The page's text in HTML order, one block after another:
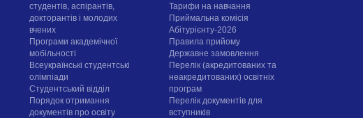
студентів, аспірантів,
докторантів і молодих
вчених
Програми академічної
мобільності
Всеукраїнські студентські
олімпіади
Студентський відділ
Порядок отримання
документів про освіту
Тарифи на навчання
Приймальна комісія
Абітурієнту-2026
Правила прийому
Державне замовлення
Перелік (акредитованих та
неакредитованих) освітніх
програм
Перелік документів для
вступників